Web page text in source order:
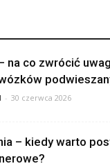
na co zwrócić
- 30 czerwca 2026
– kiedy warto